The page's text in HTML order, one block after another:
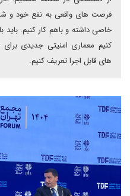
فرصت های واقعی به نفع خود و
خاصی داشته و باهم کار کنیم.
کنیم معماری امنیتی جدیدی
های قابل اجرا تعریف کنیم.